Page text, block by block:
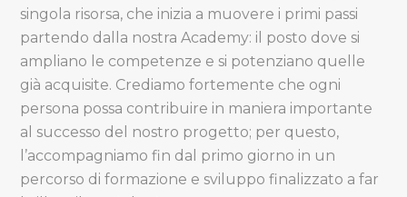
singola risorsa, che inizia a muovere i primi passi
partendo dalla nostra Academy: il posto dove si
ampliano le competenze e si potenziano quelle
già acquisite. Crediamo fortemente che ogni
persona possa contribuire in maniera importante
al successo del nostro progetto; per questo,
l’accompagniamo fin dal primo giorno in un
percorso di formazione e sviluppo finalizzato a far